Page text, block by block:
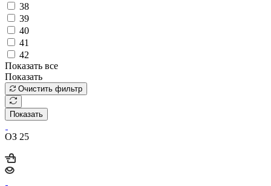
38
39
40
41
42
Показать все
Показать
Очистить фильтр
Показать
ОЗ 25